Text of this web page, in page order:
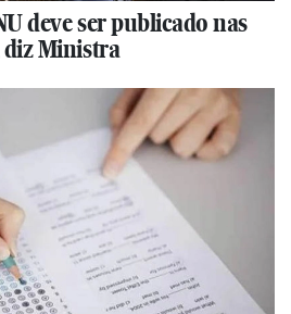
deve ser publicado nas
Ministra